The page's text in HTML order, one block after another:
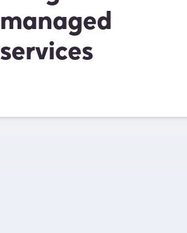
managed
services